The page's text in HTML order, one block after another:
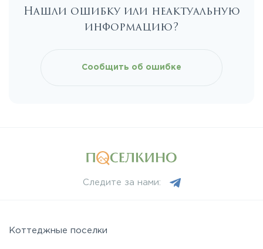
Каширское
Новорижское
Нашли ошибку или неактуальную
информацию?
Сообщить об ошибке
Следите за нами:
Коттеджные поселки